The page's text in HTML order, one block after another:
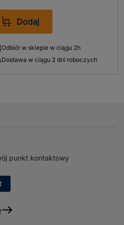
Dodaj
Odbiór w sklepie w ciągu 2h
Dostawa w ciągu 2 dni roboczych
punkt kontaktowy